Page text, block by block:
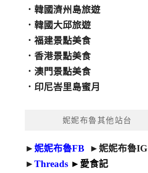
．韓國濟州島旅遊
．韓國大邱旅遊
．福建景點美食
．香港景點美食
．澳門景點美食
． 印尼峇里島蜜月
妮妮布魯其他站台
►妮妮布魯FB ►妮妮布魯IG
►Threads ► 愛食記